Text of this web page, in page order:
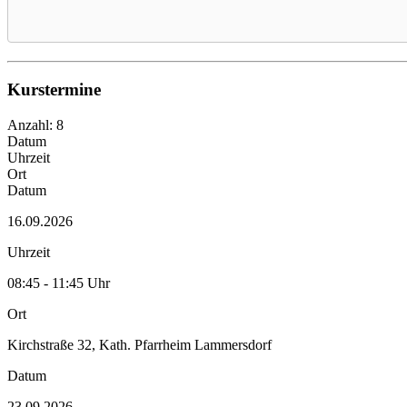
Kurstermine
Anzahl: 8
Datum
Uhrzeit
Ort
Datum
16.09.2026
Uhrzeit
08:45 - 11:45 Uhr
Ort
Kirchstraße 32, Kath. Pfarrheim Lammersdorf
Datum